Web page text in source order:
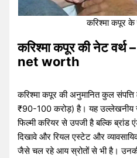
करिश्मा कपूर के
करिश्मा कपूर की नेट
net worth
करिश्मा कपूर की अनुमानित कुल
₹90-100 करोड़) है। यह उल्लेखनीय
फिल्मी करियर से उपजी है बल्कि ब्रांड
दिखावे और रियल एस्टेट और
जैसे चल रहे आय स्रोतों से भी है।